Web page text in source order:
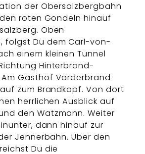
der Obersalzbergbahn
roten Gondeln hinauf
Oben
folgst Du dem Carl-von-
einem kleinen Tunnel
Hinterbrand-
Gasthof Vorderbrand
zum Brandkopf. Von dort
herrlichen Ausblick auf
den Watzmann. Weiter
dann hinauf zur
Jennerbahn. Über den
Du die